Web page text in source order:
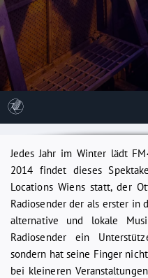
Jedes Jahr im Winter lädt
2014 findet dieses
Locations Wiens statt, der
Radiosender der als erster in
alternative und lokale
Radiosender ein
sondern hat seine Finger
bei kleineren